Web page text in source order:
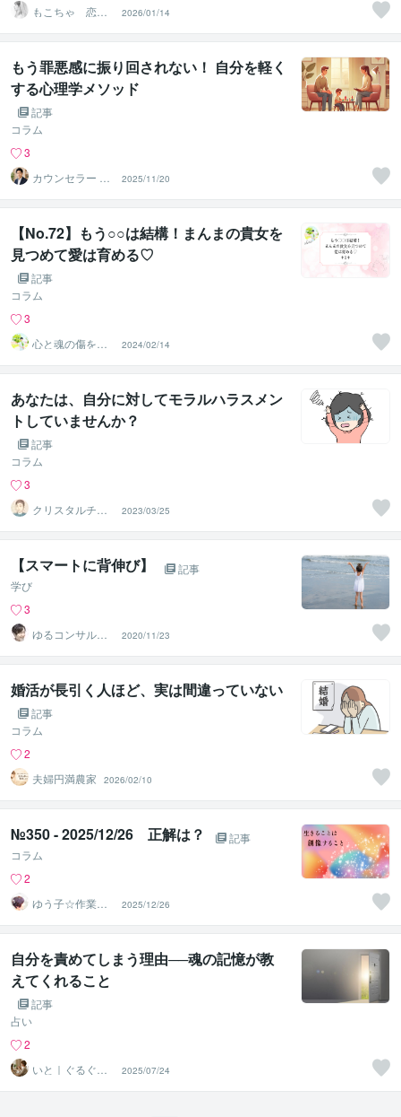
もこちゃ 恋す
る女性のお悩み
相談室
2026/01/14
もう罪悪感に振り回されない！ 自分を軽く
する心理学メソッド
記事
コラム
3
カウンセラー ゆ
うすけ
2025/11/20
【No.72】もう○○は結構！まんまの貴女を
見つめて愛は育める♡
記事
コラム
3
心と魂の傷を癒
す♡ヒーラーchi
sa
2024/02/14
あなたは、自分に対してモラルハラスメン
トしていませんか？
記事
コラム
3
クリスタルチャ
ネラーMICHIR
U．
2023/03/25
【スマートに背伸び】
記事
学び
3
ゆるコンサル。
大和
2020/11/23
婚活が長引く人ほど、実は間違っていない
記事
コラム
2
夫婦円満農家
2026/02/10
№350 - 2025/12/26 正解は？
記事
コラム
2
ゆう子☆作業療
法士＆ライフコ
ーチ
2025/12/26
自分を責めてしまう理由──魂の記憶が教
えてくれること
記事
占い
2
いと｜ぐるぐる
思考をほどいて
心に余白を
2025/07/24